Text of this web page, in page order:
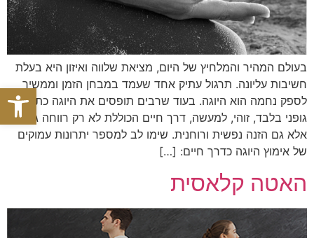
פתח
בעולם המהיר והמלחיץ של היום, מציאת שלווה ואיזון היא בעלת
חשיבות עליונה. תרגול עתיק אחד שעמד במבחן הזמן וממשיך
לספק נחמה הוא היוגה. בעוד שרבים תופסים את היוגה כתרגול
גופני בלבד, זוהי, למעשה, דרך חיים הכוללת לא רק רווחה גופנית
אלא גם הזנה נפשית ורוחנית. שימו לב למספר יתרונות עמוקים
של אימוץ היוגה כדרך חיים: […]
האטה קלאסית